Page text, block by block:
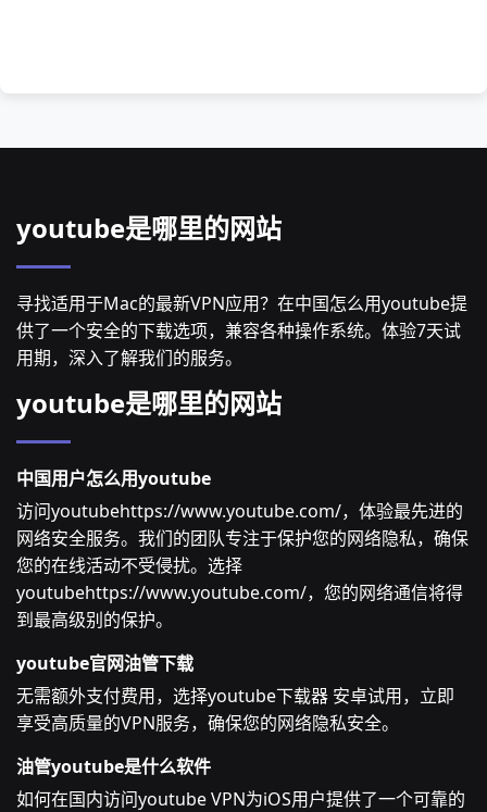
youtube是哪里的网站
寻找适用于Mac的最新VPN应用？在中国怎么用youtube提
供了一个安全的下载选项，兼容各种操作系统。体验7天试
用期，深入了解我们的服务。
youtube是哪里的网站
中国用户怎么用youtube
访问youtubehttps://www.youtube.com/，体验最先进的
网络安全服务。我们的团队专注于保护您的网络隐私，确保
您的在线活动不受侵扰。选择
youtubehttps://www.youtube.com/，您的网络通信将得
到最高级别的保护。
youtube官网油管下载
无需额外支付费用，选择youtube下载器 安卓试用，立即
享受高质量的VPN服务，确保您的网络隐私安全。
油管youtube是什么软件
如何在国内访问youtube VPN为iOS用户提供了一个可靠的